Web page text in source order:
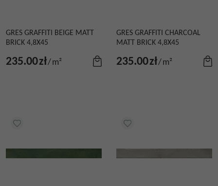
GRES GRAFFITI BEIGE MATT
BRICK 4,8X45
235.00zł/m²
GRES GRAFFITI CHARCOAL
MATT BRICK 4,8X45
235.00zł/m²